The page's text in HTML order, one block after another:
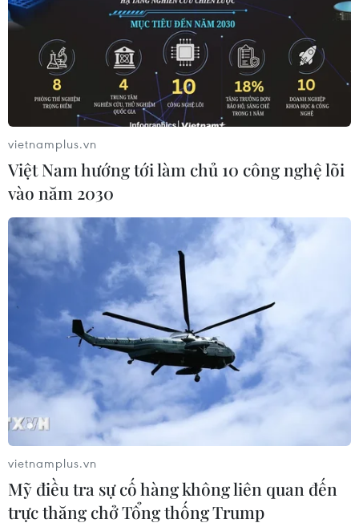
10/01/2023 23:41
Ngày 11/1, Bắc Bộ và Hà Nội nhiều mây, có mưa, mưa
nhỏ rải rác, trong khi Nam Bộ có mưa rào vài nơi; riêng
miền Tây chiều tối có mưa rào rải rác và có nơi có
dông.
vietnamplus.vn
Việt Nam hướng tới làm chủ 10 công nghệ lõi
vào năm 2030
vietnamplus.vn
Mỹ điều tra sự cố hàng không liên quan đến
trực thăng chở Tổng thống Trump